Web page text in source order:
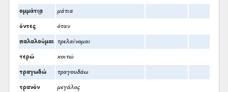
ομμάτι͜α μάτια
όντες όταν
παλαλούμαι τρελαίνομαι
τερώ κοιτώ
τραγωδώ τραγουδάω
τρανόν μεγάλος